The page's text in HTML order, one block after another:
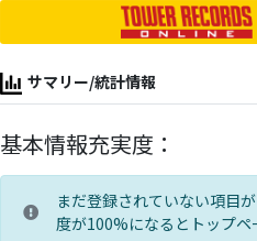
サマリー/統計情報
基本情報充実度：
まだ登録されていない項目
度が100%になるとトップペ